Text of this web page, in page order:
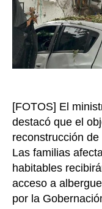
[FOTOS] El
destacó que el
reconstrucción
Las familias
habitables
acceso a
por la